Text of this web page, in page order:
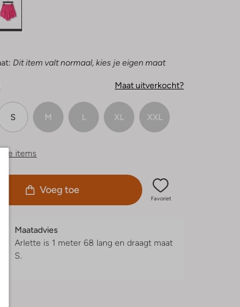
Dit item valt normaal, kies je eigen maat
Maat uitverkocht?
S M L XL XXL
items
Voeg toe
Favoriet
Maatadvies
Arlette is 1 meter 68 lang en draagt maat
S.